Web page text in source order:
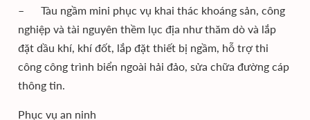
– Tàu ngầm mini phục vụ khai thác khoáng sản, công
nghiệp và tài nguyên thềm lục địa như thăm dò và lắp
đặt dầu khí, khí đốt, lắp đặt thiết bị ngầm, hỗ trợ thi
công công trình biển ngoài hải đảo, sửa chữa đường cáp
thông tin.
Phục vụ an ninh